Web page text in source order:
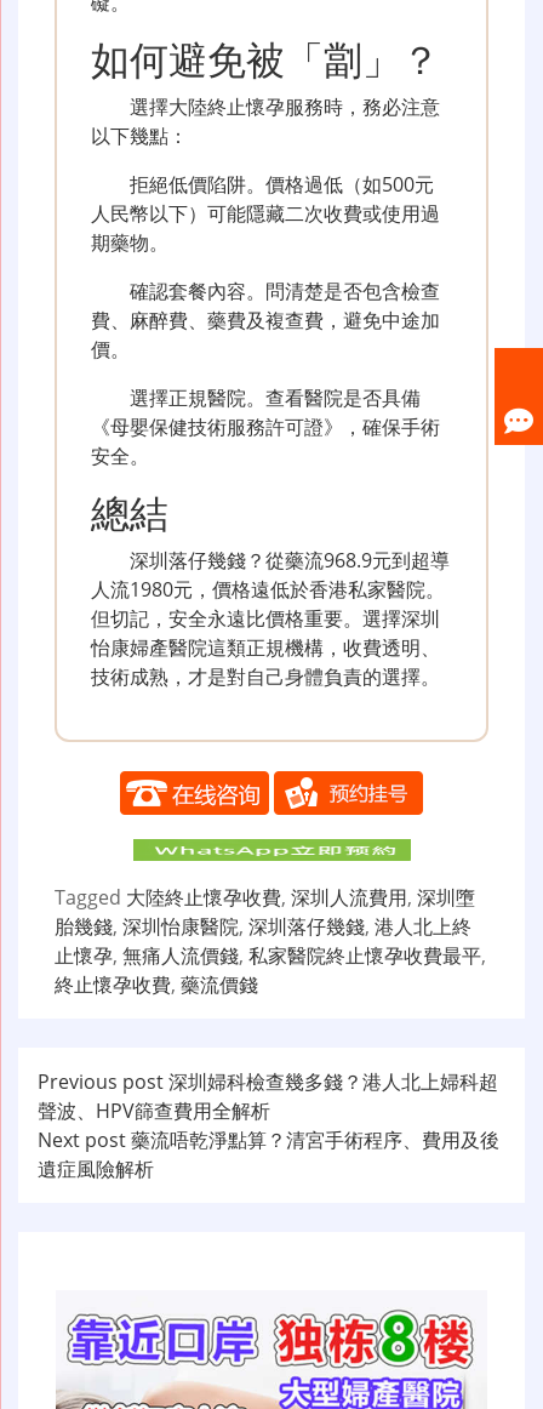
如何避免被「劏」？
選擇大陸終止懷孕服務時，務必注意
以下幾點：
拒絕低價陷阱。價格過低（如500元
人民幣以下）可能隱藏二次收費或使用過
期藥物。
確認套餐內容。問清楚是否包含檢查
費、麻醉費、藥費及複查費，避免中途加
價。
選擇正規醫院。查看醫院是否具備
《母嬰保健技術服務許可證》，確保手術
安全。
總結
深圳落仔幾錢？從藥流968.9元到超導
人流1980元，價格遠低於香港私家醫院。
但切記，安全永遠比價格重要。選擇深圳
怡康婦產醫院這類正規機構，收費透明、
技術成熟，才是對自己身體負責的選擇。
Tagged 大陸終止懷孕收費, 深圳人流費用, 深圳墮
胎幾錢, 深圳怡康醫院, 深圳落仔幾錢, 港人北上終
止懷孕, 無痛人流價錢, 私家醫院終止懷孕收費最平,
終止懷孕收費, 藥流價錢
文
章
导
Previous post深圳婦科檢查幾多錢？港人北上婦科超
聲波、HPV篩查費用全解析
Next post藥流唔乾淨點算？清宮手術程序、費用及後
遺症風險解析